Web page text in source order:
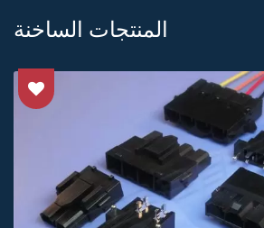
المنتجات الساخنة